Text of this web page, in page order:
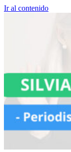
Ir al contenido